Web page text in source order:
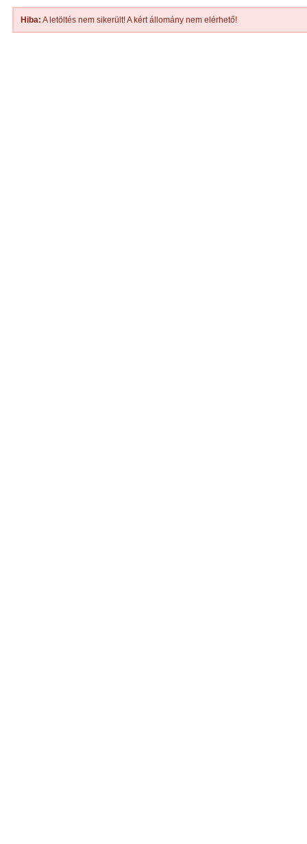
Hiba: A letöltés nem sikerült! A kért állomány nem elérhető!